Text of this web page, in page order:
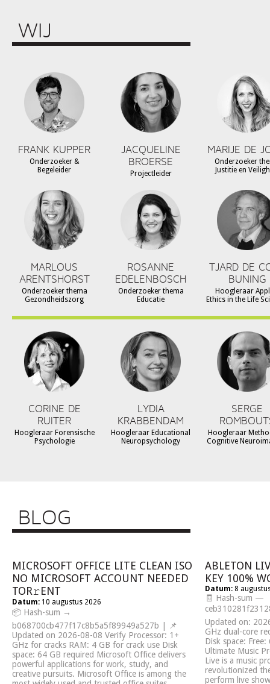
WIJ
FRANK KUPPER
Onderzoeker &
Begeleider
JACQUELINE
BROERSE
Projectleider
MARIJE DE
Onderzoeker
Justitie en
MARLOUS
ARENTSHORST
Onderzoeker thema
Gezondheidszorg
ROSANNE
EDELENBOSCH
Onderzoeker thema
Educatie
TJARD DE
BUNING
Hoogleraar
Ethics in the Life
CORINE DE
RUITER
Hoogleraar Forensische
Psychologie
LYDIA
KRABBENDAM
Hoogleraar Educational
Neuropsychology
SERGE
Hoogleraar
Cognitive
BLOG
MICROSOFT OFFICE LITE CLEAN ISO
NO MICROSOFT ACCOUNT NEEDED
TOR𝚛ENT
Datum: 10 augustus 2026
📦 Hash-sum →
b068700cb477f17c8b5a5f89949a527b | 📌
Updated on 2026-08-08 Verify Processor: 1+
GHz for cracks RAM: 4 GB for crack use Disk
space: 64 GB required Microsoft Office delivers
powerful applications for work, study, and
creative pursuits. Microsoft Office is among the
ABLETON
KEY 100%
Datum: 8
🧾 Hash-sum —
Updated on:
GHz dual-core
Disk space:
Ultimate Music
Live is a music
revolutionized
perform live